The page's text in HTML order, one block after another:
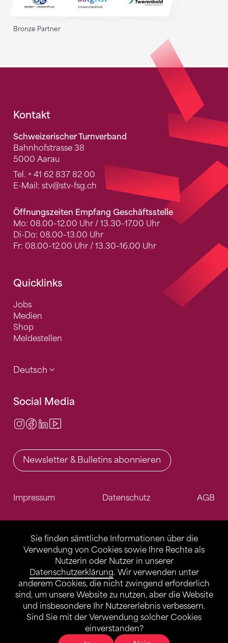
Sie finden sämtliche Informationen über die
Verwendung von Cookies sowie Ihre Rechte als
Nutzerin oder Nutzer in unserer
Datenschutzerklärung. Wir verwenden unter
anderem Cookies, die nicht zwingend erforderlich
sind, um unsere Website zu nutzen, aber die Website
und insbesondere Ihr Nutzererlebnis verbessern.
Sind Sie mit der Verwendung solcher Cookies
einverstanden?
Bronze Partner
Fusszeile
Kontakt
Schweizerischer Turnverband
Bahnhofstrasse 38
5000 Aarau
Tel. + 41 62 837 82 00
E-Mail: stv@stv-fsg.ch
Öffnungszeiten Empfang Geschäftsstelle
Mo: 08.00–12.00 Uhr / 13.30–17.00 Uhr
Di-Do: 08.00–13.00 Uhr
Fr: 08.00–12.00 Uhr / 13.30–16.00 Uhr
Quicklinks
Jobs
Medien
Shop
Meldestellen
Deutsch
Social Media
Instagram
Facebook
LinkedIn
Newsletter & Bulletins abonnieren
Impressum Datenschutz AGB